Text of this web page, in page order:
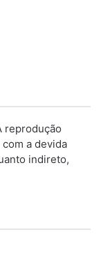
reprodução
a devida
indireto,